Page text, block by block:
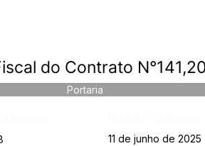
do Contrato
Portaria
11 de junho de 2025